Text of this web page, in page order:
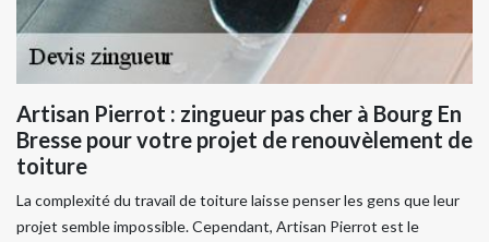
Artisan Pierrot : zingueur pas cher à Bourg En
Bresse pour votre projet de renouvèlement de
toiture
La complexité du travail de toiture laisse penser les gens que leur
projet semble impossible. Cependant, Artisan Pierrot est le